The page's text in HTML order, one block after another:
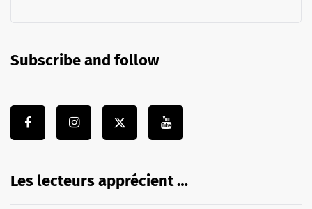
Subscribe and follow
Les lecteurs apprécient …